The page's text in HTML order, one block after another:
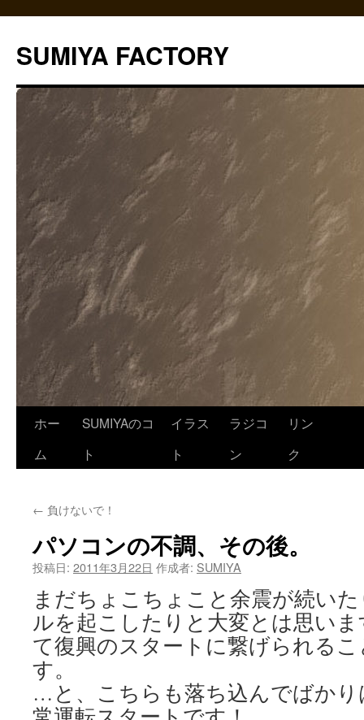
テ
ン
へ
SUMIYA FACTORY
ホー
ム
SUMIYAのコ
ト
イラス
ト
ラジコ
ン
リン
ク
← 負けないで！
パソコンの不調、その後。
投稿日: 2011年3月22日 作成者: SUMIYA
まだちょこちょこと余震が続い
ルを起こしたりと大変とは思い
て復興のスタートに繋げられる
す。
…と、こちらも落ち込んでばか